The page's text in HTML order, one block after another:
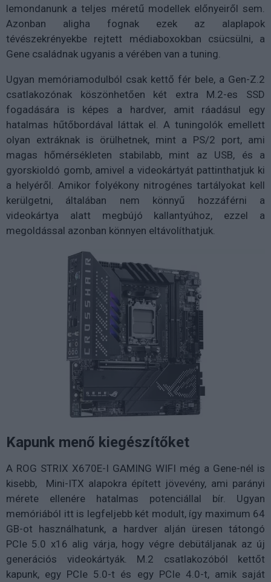
lemondanunk a teljes méretű modellek előnyeiről sem.
Azonban aligha fognak ezek az alaplapok
tévészekrényekbe rejtett médiaboxokban csücsülni, a
Gene családnak ugyanis a vérében van a tuning.
Ugyan memóriamodulból csak kettő fér bele, a Gen-Z.2
csatlakozónak köszönhetően két extra M.2-es SSD
fogadására is képes a hardver, amit ráadásul egy
hatalmas hűtőbordával láttak el. A tuningolók emellett
olyan extráknak is örülhetnek, mint a PS/2 port, ami
magas hőmérsékleten stabilabb, mint az USB, és a
gyorskioldó gomb, amivel a videokártyát pattinthatjuk ki
a helyéről. Amikor folyékony nitrogénes tartályokat kell
kerülgetni, általában nem könnyű hozzáférni a
videokártya alatt megbújó kallantyúhoz, ezzel a
megoldással azonban könnyen eltávolíthatjuk.
Kapunk menő kiegészítőket
A ROG STRIX X670E-I GAMING WIFI még a Gene-nél is
kisebb, Mini-ITX alapokra épített jövevény, ami parányi
mérete ellenére hatalmas potenciállal bír. Ugyan
memóriából itt is legfeljebb két modult, így maximum 64
GB-ot használhatunk, a hardver alján üresen tátongó
PCIe 5.0 x16 alig várja, hogy végre debütáljanak az új
generációs videokártyák. M.2 csatlakozóból kettőt
kapunk, egy PCIe 5.0-t és egy PCIe 4.0-t, amik saját